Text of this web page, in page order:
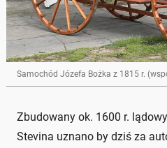
Samochód Józefa Bożka z 1815 r.
Zbudowany ok. 1600 r.
Stevina uznano by dziś za